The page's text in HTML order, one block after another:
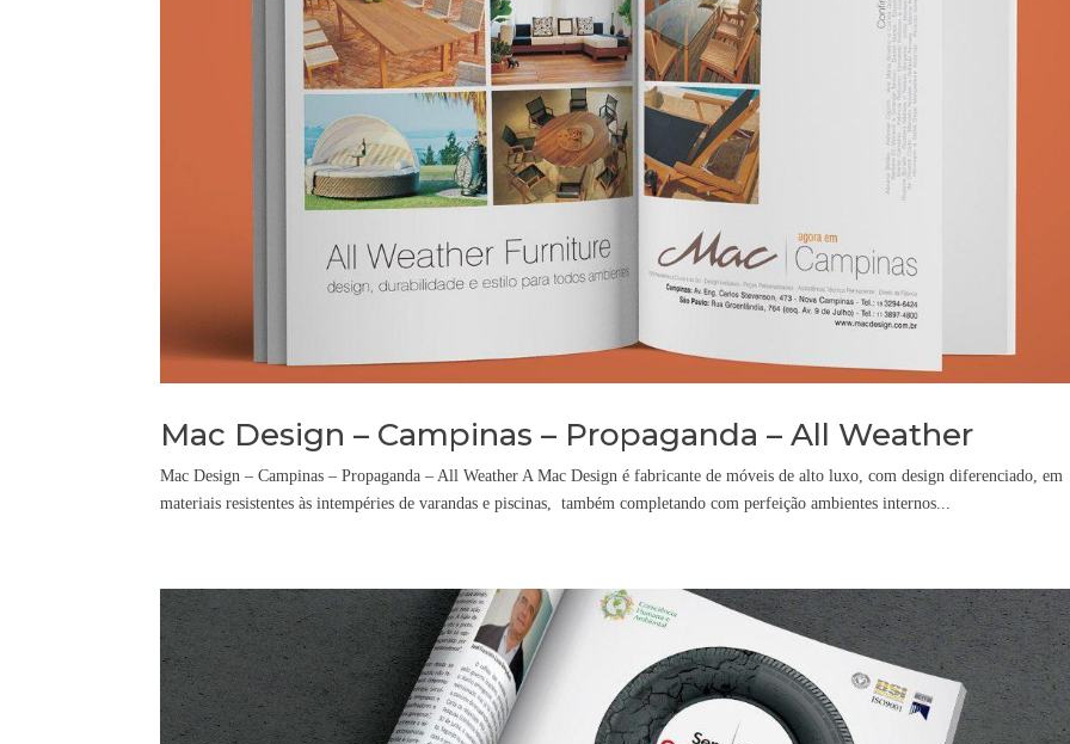
Mac Design – Campinas – Propaganda – All Weather
Mac Design – Campinas – Propaganda – All Weather A Mac Design é fabricante de móveis de alto luxo, com design diferenciado, em
materiais resistentes às intempéries de varandas e piscinas, também completando com perfeição ambientes internos...